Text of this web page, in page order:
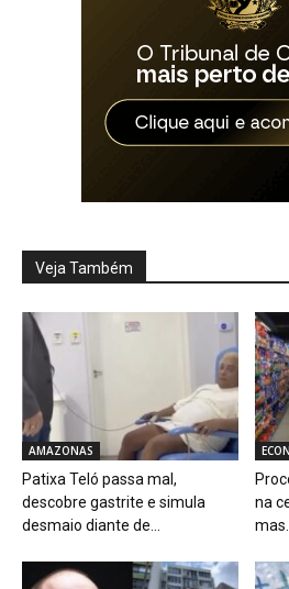
Veja Também
AMAZONAS
Patixa Teló passa mal,
descobre gastrite e simula
desmaio diante de...
na
mas...